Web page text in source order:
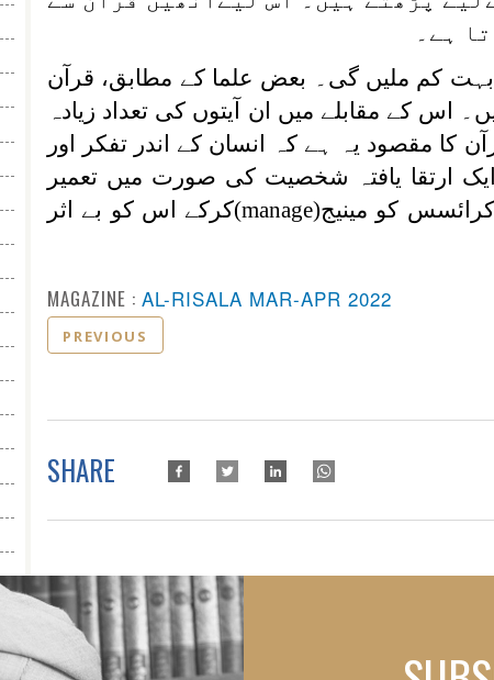
ہے۔
بہت کم ملیں گی۔ بعض علما کے مطابق، قرآن
ہیں۔ اس کے مقابلے میں ان آیتوں کی تعداد زیادہ
مقصود یہ ہے کہ انسان کے اندر تفکر اور
ارتقا یافتہ شخصیت کی صورت میں تعمیر
کو مینیج(manage)کرکے اس کو بے اثر
MAGAZINE : AL-RISALA MAR-APR 2022
PREVIOUS
SHARE